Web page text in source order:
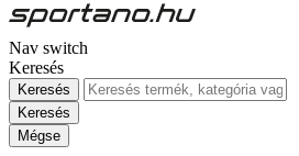
Nav switch
Keresés
Keresés
Keresés
Mégse